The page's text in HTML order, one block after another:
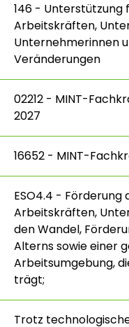
146 - Unterstützung
Arbeitskräften,
Unternehmerinnen
Veränderungen
02212 - MINT-
2027
16652 - MINT-
ESO4.4 - Förderung
Arbeitskräften,
den Wandel,
Alterns sowie einer
Arbeitsumgebung,
trägt;
Trotz